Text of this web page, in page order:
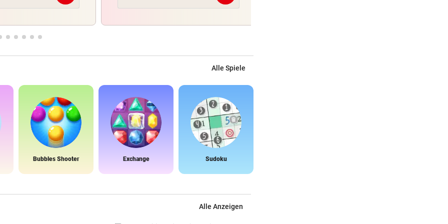
Alle Spiele
Bubbles Shooter Exchange Sudoku
Alle Anzeigen